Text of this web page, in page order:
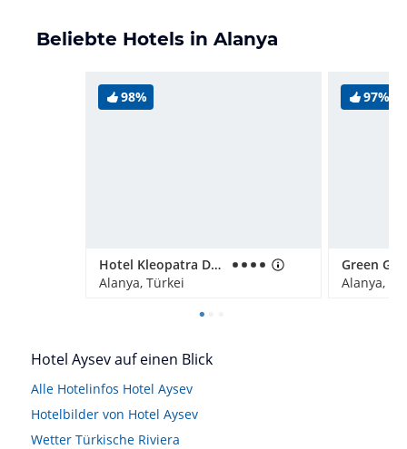
Beliebte Hotels in Alanya
98%
Hotel Kleopatra Dreams Beach
Alanya, Türkei
97%
Alanya,
Hotel Aysev auf einen Blick
Alle Hotelinfos Hotel Aysev
Hotelbilder von Hotel Aysev
Wetter Türkische Riviera